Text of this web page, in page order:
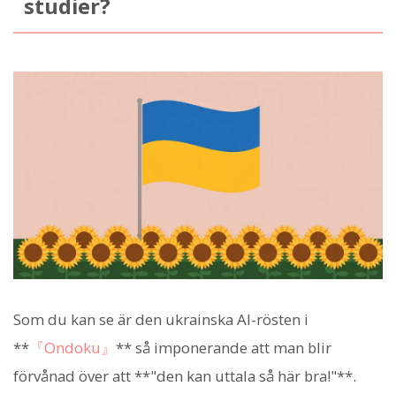
studier?
Som du kan se är den ukrainska AI-rösten i
** 『Ondoku』 ** så imponerande att man blir
förvånad över att **"den kan uttala så här bra!"**.